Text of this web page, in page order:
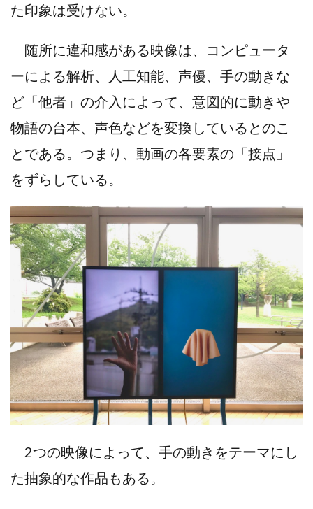
た印象は受けない。
随所に違和感がある映像は、コンピュータ
ーによる解析、人工知能、声優、手の動きな
ど「他者」の介入によって、意図的に動きや
物語の台本、声色などを変換しているとのこ
とである。つまり、動画の各要素の「接点」
をずらしている。
2つの映像によって、手の動きをテーマにし
た抽象的な作品もある。